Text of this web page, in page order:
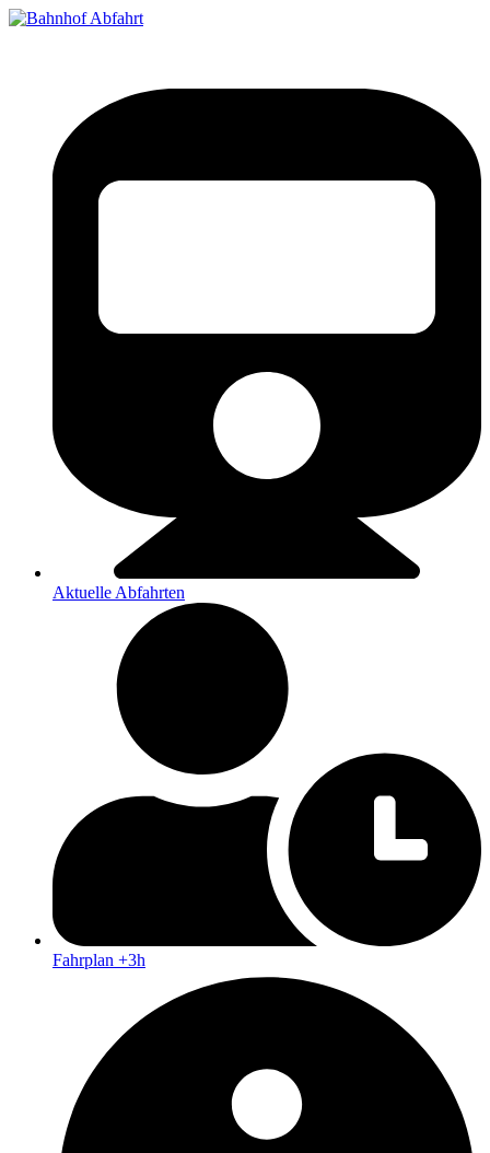
Aktuelle Abfahrten
Fahrplan +3h